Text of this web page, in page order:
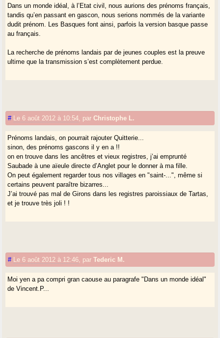
Dans un monde idéal, à l’Etat civil, nous aurions des prénoms français,
tandis qu’en passant en gascon, nous serions nommés de la variante
dudit prénom. Les Basques font ainsi, parfois la version basque passe
au français.
La recherche de prénoms landais par de jeunes couples est la preuve
ultime que la transmission s’est complètement perdue.
# Le 6 août 2012 à 10:54 parChristophe L.
Prénoms landais, on pourrait rajouter Quitterie...
sinon, des prénoms gascons il y en a !!
on en trouve dans les ancêtres et vieux registres, j’ai emprunté
Saubade à une aïeule directe d’Anglet pour le donner à ma fille.
On peut également regarder tous nos villages en "saint-...", même si
certains peuvent paraître bizarres...
J’ai trouvé pas mal de Girons dans les registres paroissiaux de Tartas,
et je trouve très joli ! !
# Le 6 août 2012 à 12:46 parTederic M.
Moi yen a pa compri gran caouse au paragrafe "Dans un monde idéal"
de Vincent.P...